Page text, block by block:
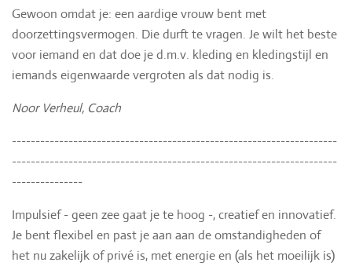
Gewoon omdat je: een aardige vrouw bent met
doorzettingsvermogen. Die durft te vragen. Je wilt het beste
voor iemand en dat doe je d.m.v. kleding en kledingstijl en
iemands eigenwaarde vergroten als dat nodig is.
Noor Verheul, Coach
---------------------------------------------------------------------
---------------------------------------------------------------------
---------------
Impulsief - geen zee gaat je te hoog -, creatief en innovatief.
Je bent flexibel en past je aan aan de omstandigheden of
het nu zakelijk of privé is, met energie en (als het moeilijk is)